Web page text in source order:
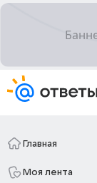
Главная
Моя лента